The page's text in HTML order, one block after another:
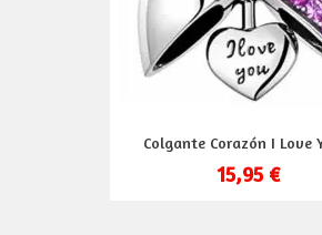
Colgante Corazón I Love
15,95 €